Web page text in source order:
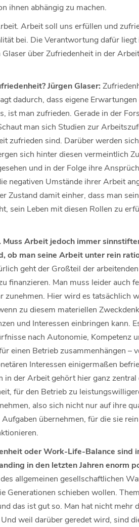
ihnen abhängig zu machen.
Arbeit soll uns erfüllen und
bei. Die Verantwortung dafür
über Zufriedenheit in der
Jürgen Glaser:
dadurch, dass eigene
ist man zufrieden. Gerade in der
man sich Studien zur
zufrieden sind. Darüber werden
sich hinter diesen vermeintlich
und in der Folge ihre
negativen Umstände ihrer Arbeit
Zustand damit einher, dass man
sein Leben mit diesen Rollen zu
Arbeit jedoch immer
ob man seine Arbeit unter rein
geht der Großteil der
finanzieren. Man muss leider auch
Hier wird es tatsächlich
zu diesem materiellen
und Interessen einbringen kann.
nach Autonomie, Kompetenz
einen Betrieb zusammenhängen –
Interessen einigermaßen
in der Arbeit gehört hier ganz
für den Betrieb zu
also sich nicht nur auf ihre
übernehmen, für die sie
oder Work-Life-Balance sind
in den letzten Jahren enorm
allgemeinen gesellschaftlichen
Generationen schieben wollen.
das ist gut so. Man hat nicht mehr
weil darüber geredet wird, sind